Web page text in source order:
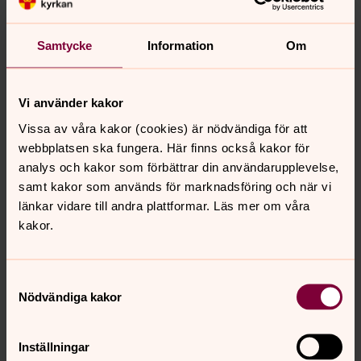
Samtycke Information Om
Vi använder kakor
Vissa av våra kakor (cookies) är nödvändiga för att
webbplatsen ska fungera. Här finns också kakor för
analys och kakor som förbättrar din användarupplevelse,
samt kakor som används för marknadsföring och när vi
länkar vidare till andra plattformar. Läs mer om våra
kakor.
Nödvändiga kakor
Inställningar
Fredag 09.00 Mässa och kyrkkaffe, S:t Hans kyrka.
Vid frågor, kontakta vaktmästare Martin Gustafsson,
013-30 38 10
Appen Kyrkguiden
Appen Kyrkguiden hjälper dig hitta till våra kyrkor. I
kalendern finns gudstjänster, konserter och andra
evenemang. Appen är gratis och finns för både iPhone
Kontakt